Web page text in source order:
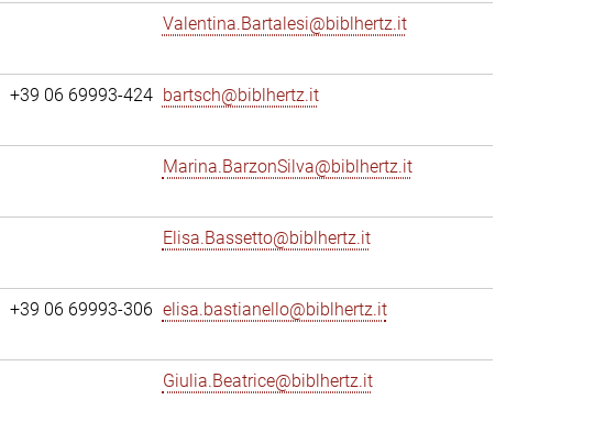
Valentina.Bartalesi@biblhertz.it
+39 06 69993-424 bartsch@biblhertz.it
Marina.BarzonSilva@biblhertz.it
Elisa.Bassetto@biblhertz.it
+39 06 69993-306 elisa.bastianello@biblhertz.it
Giulia.Beatrice@biblhertz.it